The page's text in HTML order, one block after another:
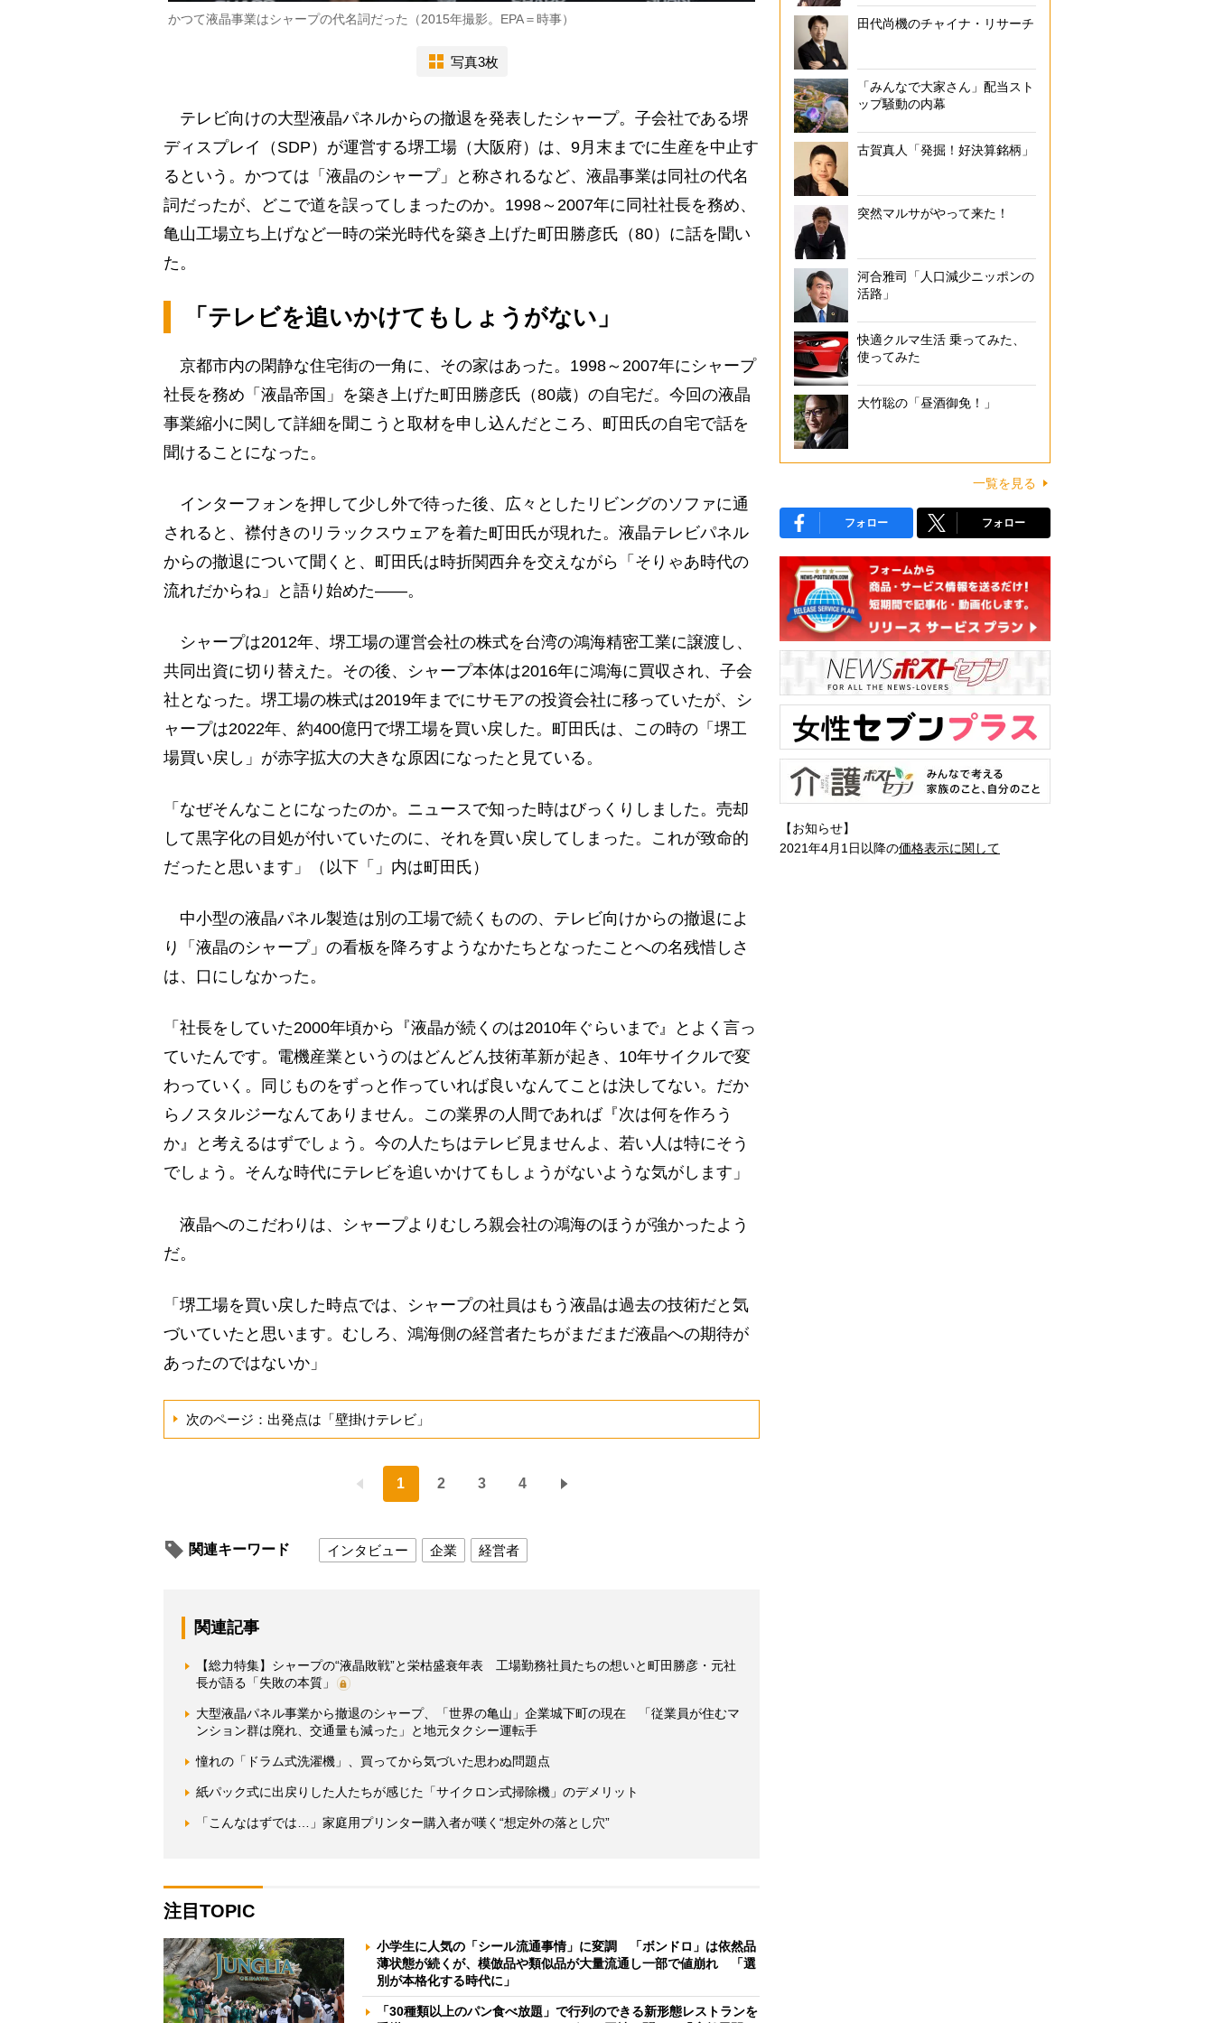
かつて液晶事業はシャープの代名詞だった（2015年撮影。EPA＝時事）
写真3枚
テレビ向けの大型液晶パネルからの撤退を発表したシャープ。子会社である堺
ディスプレイ（SDP）が運営する堺工場（大阪府）は、9月末までに生産を中止す
るという。かつては「液晶のシャープ」と称されるなど、液晶事業は同社の代名
詞だったが、どこで道を誤ってしまったのか。1998～2007年に同社社長を務め、
亀山工場立ち上げなど一時の栄光時代を築き上げた町田勝彦氏（80）に話を聞い
た。
「テレビを追いかけてもしょうがない」
京都市内の閑静な住宅街の一角に、その家はあった。1998～2007年にシャープ
社長を務め「液晶帝国」を築き上げた町田勝彦氏（80歳）の自宅だ。今回の液晶
事業縮小に関して詳細を聞こうと取材を申し込んだところ、町田氏の自宅で話を
聞けることになった。
インターフォンを押して少し外で待った後、広々としたリビングのソファに通
されると、襟付きのリラックスウェアを着た町田氏が現れた。液晶テレビパネル
からの撤退について聞くと、町田氏は時折関西弁を交えながら「そりゃあ時代の
流れだからね」と語り始めた――。
シャープは2012年、堺工場の運営会社の株式を台湾の鴻海精密工業に譲渡し、
共同出資に切り替えた。その後、シャープ本体は2016年に鴻海に買収され、子会
社となった。堺工場の株式は2019年までにサモアの投資会社に移っていたが、シ
ャープは2022年、約400億円で堺工場を買い戻した。町田氏は、この時の「堺工
場買い戻し」が赤字拡大の大きな原因になったと見ている。
「なぜそんなことになったのか。ニュースで知った時はびっくりしました。売却
して黒字化の目処が付いていたのに、それを買い戻してしまった。これが致命的
だったと思います」（以下「」内は町田氏）
中小型の液晶パネル製造は別の工場で続くものの、テレビ向けからの撤退によ
り「液晶のシャープ」の看板を降ろすようなかたちとなったことへの名残惜しさ
は、口にしなかった。
「社長をしていた2000年頃から『液晶が続くのは2010年ぐらいまで』とよく言っ
ていたんです。電機産業というのはどんどん技術革新が起き、10年サイクルで変
わっていく。同じものをずっと作っていれば良いなんてことは決してない。だか
らノスタルジーなんてありません。この業界の人間であれば『次は何を作ろう
か』と考えるはずでしょう。今の人たちはテレビ見ませんよ、若い人は特にそう
でしょう。そんな時代にテレビを追いかけてもしょうがないような気がします」
液晶へのこだわりは、シャープよりむしろ親会社の鴻海のほうが強かったよう
だ。
「堺工場を買い戻した時点では、シャープの社員はもう液晶は過去の技術だと気
づいていたと思います。むしろ、鴻海側の経営者たちがまだまだ液晶への期待が
あったのではないか」
次のページ：出発点は「壁掛けテレビ」
1 2 3 4
関連キーワード インタビュー 企業 経営者
関連記事
【総力特集】シャープの“液晶敗戦”と栄枯盛衰年表 工場勤務社員たちの想いと町田勝彦・元社
長が語る「失敗の本質」
大型液晶パネル事業から撤退のシャープ、「世界の亀山」企業城下町の現在 「従業員が住むマ
ンション群は廃れ、交通量も減った」と地元タクシー運転手
憧れの「ドラム式洗濯機」、買ってから気づいた思わぬ問題点
紙パック式に出戻りした人たちが感じた「サイクロン式掃除機」のデメリット
「こんなはずでは…」家庭用プリンター購入者が嘆く“想定外の落とし穴”
注目TOPIC
小学生に人気の「シール流通事情」に変調 「ボンドロ」は依然品
薄状態が続くが、模倣品や類似品が大量流通し一部で値崩れ 「選
別が本格化する時代に」
「30種類以上のパン食べ放題」で行列のできる新形態レストランを
田代尚機のチャイナ・リサーチ
「みんなで大家さん」配当スト
ップ騒動の内幕
古賀真人「発掘！好決算銘柄」
突然マルサがやって来た！
河合雅司「人口減少ニッポンの
活路」
快適クルマ生活 乗ってみた、
使ってみた
大竹聡の「昼酒御免！」
一覧を見る
フォロー フォロー
【お知らせ】
2021年4月1日以降の価格表示に関して